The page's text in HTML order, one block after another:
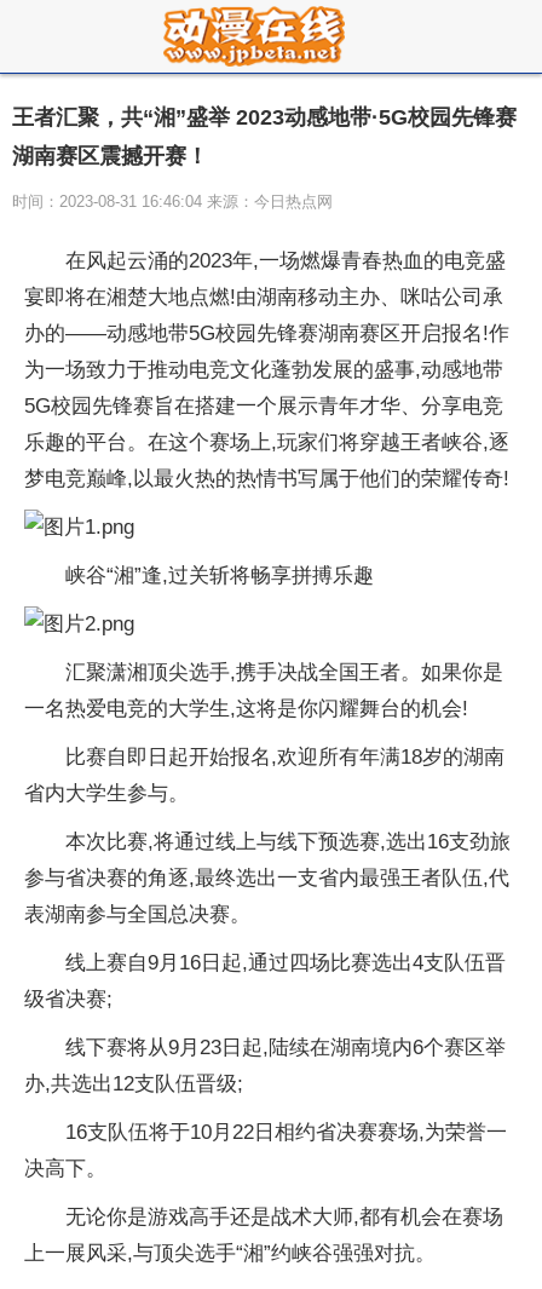
王者汇聚，共“湘”盛举 2023动感地带·5G校园先锋赛
湖南赛区震撼开赛！
时间：2023-08-31 16:46:04 来源：今日热点网
在风起云涌的2023年,一场燃爆青春热血的电竞盛
宴即将在湘楚大地点燃!由湖南移动主办、咪咕公司承
办的——动感地带5G校园先锋赛湖南赛区开启报名!作
为一场致力于推动电竞文化蓬勃发展的盛事,动感地带
5G校园先锋赛旨在搭建一个展示青年才华、分享电竞
乐趣的平台。在这个赛场上,玩家们将穿越王者峡谷,逐
梦电竞巅峰,以最火热的热情书写属于他们的荣耀传奇!
峡谷“湘”逢,过关斩将畅享拼搏乐趣
汇聚潇湘顶尖选手,携手决战全国王者。如果你是
一名热爱电竞的大学生,这将是你闪耀舞台的机会!
比赛自即日起开始报名,欢迎所有年满18岁的湖南
省内大学生参与。
本次比赛,将通过线上与线下预选赛,选出16支劲旅
参与省决赛的角逐,最终选出一支省内最强王者队伍,代
表湖南参与全国总决赛。
线上赛自9月16日起,通过四场比赛选出4支队伍晋
级省决赛;
线下赛将从9月23日起,陆续在湖南境内6个赛区举
办,共选出12支队伍晋级;
16支队伍将于10月22日相约省决赛赛场,为荣誉一
决高下。
无论你是游戏高手还是战术大师,都有机会在赛场
上一展风采,与顶尖选手“湘”约峡谷强强对抗。